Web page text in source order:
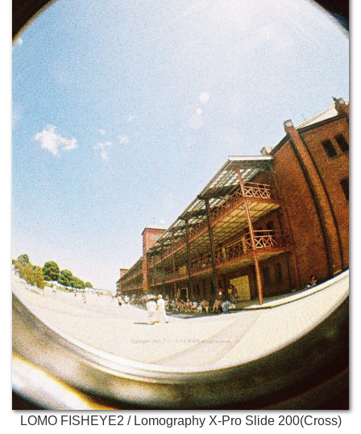
LOMO FISHEYE2 / Lomography X-Pro Slide 200(Cross)